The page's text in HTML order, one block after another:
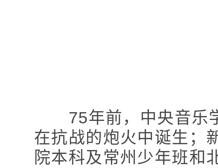
75年前，中央音乐学
在抗战的炮火中诞生；
院本科及常州少年班和